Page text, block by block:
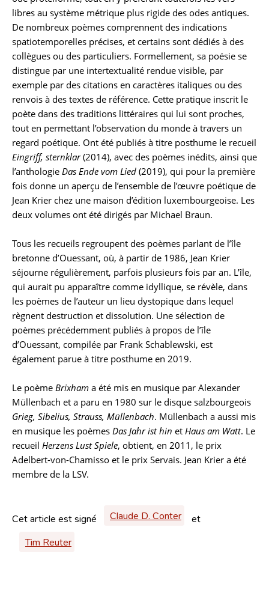
libres au système métrique plus rigide des odes antiques.
De nombreux poèmes comprennent des indications
spatiotemporelles précises, et certains sont dédiés à des
collègues ou des particuliers. Formellement, sa poésie se
distingue par une intertextualité rendue visible, par
exemple par des citations en caractères italiques ou des
renvois à des textes de référence. Cette pratique inscrit le
poète dans des traditions littéraires qui lui sont proches,
tout en permettant l’observation du monde à travers un
regard poétique. Ont été publiés à titre posthume le recueil
Eingriff, sternklar(2014), avec des poèmes inédits, ainsi que
l’anthologie Das Ende vom Lied (2019), qui pour la première
fois donne un aperçu de l’ensemble de l’œuvre poétique de
Jean Krier chez une maison d’édition luxembourgeoise. Les
deux volumes ont été dirigés par Michael Braun.
Tous les recueils regroupent des poèmes parlant de l’île
bretonne d’Ouessant, où, à partir de 1986, Jean Krier
séjourne régulièrement, parfois plusieurs fois par an. L’île,
qui aurait pu apparaître comme idyllique, se révèle, dans
les poèmes de l’auteur un lieu dystopique dans lequel
règnent destruction et dissolution. Une sélection de
poèmes précédemment publiés à propos de l’île
d’Ouessant, compilée par Frank Schablewski, est
également parue à titre posthume en 2019.
Le poème Brixham a été mis en musique par Alexander
Müllenbach et a paru en 1980 sur le disque salzbourgeois
Grieg, Sibelius, Strauss, Müllenbach. Müllenbach a aussi mis
en musique les poèmes Das Jahr ist hin et Haus am Watt. Le
recueil Herzens Lust Spiele, obtient, en 2011, le prix
Adelbert-von-Chamisso et le prix Servais. Jean Krier a été
membre de la LSV.
Cet article est signé Claude D. Conter
et
Tim Reuter